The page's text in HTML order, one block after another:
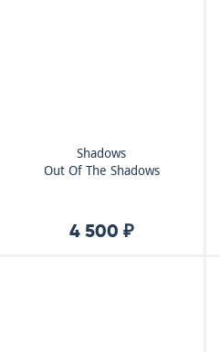
Shadows
Out Of The Shadows
4 500 ₽